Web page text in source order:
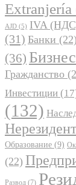
Extranjería
AJD (5) IVA
(31) Банки (22)
(36) Бизнес
Гражданство
Инвестиции
(132)
Образование (9)
(22)
Развод (7)